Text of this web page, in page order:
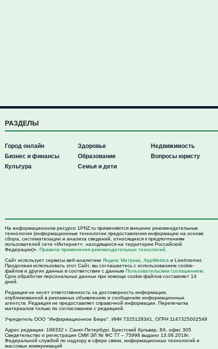
РАЗДЕЛЫ
Город онлайн
Бизнес и финансы
Культура
Здоровье
Образование
Семья и дети
Недвижимость
Вопросы юристу
На информационном ресурсе 1PNZ.ru применяются внешние рекомендательные
технологии (информационные технологии предоставления информации на основе
сбора, систематизации и анализа сведений, относящихся к предпочтениям
пользователей сети «Интернет», находящихся на территории Российской
Федерации)». Правила применения рекомендательных технологий
Сайт использует сервисы веб-аналитики Яндекс Метрика AppMetrica и LiveInternet.
Продолжая использовать этот Сайт, вы соглашаетесь с использованием cookie-
файлов и других данных в соответствии с данным Пользовательским соглашением
Срок обработки персональных данных при помощи cookie-файлов составляет 14
дней.
Редакция не несет ответственность за достоверность информации,
опубликованной в рекламных объявлениях и сообщениях информационных
агентств. Редакция не предоставляет справочной информации. Перепечатка
материалов только по согласованию с редакцией.
Учредитель ООО "Информационное Бюро". ИНН 7325128341, ОГРН 1147325002549
Адрес редакции: 198332 г. Санкт-Петербург, Брестский бульвар, 8А, офис 305
Свидетельство о регистрации СМИ ЭЛ № ФС 77 – 75998 выдано 13.06.2019г.
Федеральной службой по надзору в сфере связи, информационных технологий и
массовых коммуникаций